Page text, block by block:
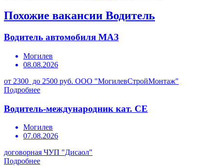
Похожие вакансии Водитель
Водитель автомобиля МАЗ
Могилев
08.08.2026
от 2300 до 2500 руб. ООО "МогилевСтройМонтаж"
Подробнее
Водитель-международник кат. СЕ
Могилев
07.08.2026
договорная ЧУП "Дисаол"
Подробнее